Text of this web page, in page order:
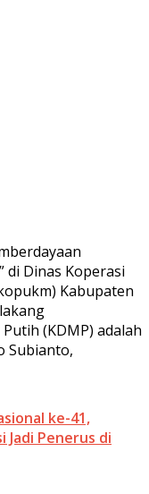
di Dinas Koperasi
Kabupaten
(KDMP) adalah
Subianto,
ke-41,
Jadi Penerus di